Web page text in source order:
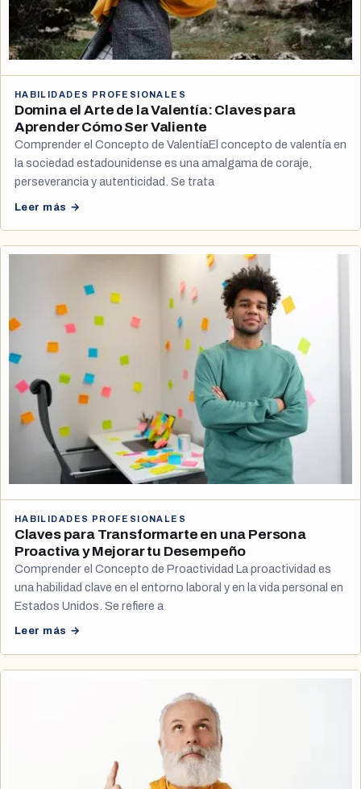
HABILIDADES PROFESIONALES
Domina el Arte de la Valentía: Claves para
Aprender Cómo Ser Valiente
Comprender el Concepto de ValentíaEl concepto de valentía en
la sociedad estadounidense es una amalgama de coraje,
perseverancia y autenticidad. Se trata
Leer más →
HABILIDADES PROFESIONALES
Claves para Transformarte en una Persona
Proactiva y Mejorar tu Desempeño
Comprender el Concepto de Proactividad La proactividad es
una habilidad clave en el entorno laboral y en la vida personal en
Estados Unidos. Se refiere a
Leer más →